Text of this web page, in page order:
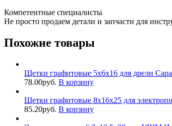
Компетентные специалисты
Не просто продаем детали и запчасти для
Похожие товары
Щетки графитовые 5х6х16 для дрели
78.00руб. В корзину
Щетки графитовые 8х16х25 для
85.20руб. В корзину